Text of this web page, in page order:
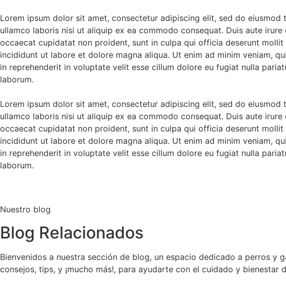
Lorem ipsum dolor sit amet, consectetur adipiscing elit, sed do
ullamco laboris nisi ut aliquip ex ea commodo consequat. Duis aute
occaecat cupidatat non proident, sunt in culpa qui officia deserunt
incididunt ut labore et dolore magna aliqua. Ut enim ad minim veniam,
in reprehenderit in voluptate velit esse cillum dolore eu fugiat nulla
laborum.
Lorem ipsum dolor sit amet, consectetur adipiscing elit, sed do
ullamco laboris nisi ut aliquip ex ea commodo consequat. Duis aute
occaecat cupidatat non proident, sunt in culpa qui officia deserunt
incididunt ut labore et dolore magna aliqua. Ut enim ad minim veniam,
in reprehenderit in voluptate velit esse cillum dolore eu fugiat nulla
laborum.
Nuestro blog
Blog Relacionados
Bienvenidos a nuestra sección de blog, un espacio dedicado a perros
consejos, tips, y ¡mucho más!, para ayudarte con el cuidado y